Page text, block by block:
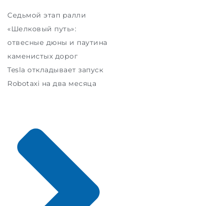
Седьмой этап ралли
«Шелковый путь»:
отвесные дюны и паутина
каменистых дорог
Tesla откладывает запуск
Robotaxi на два месяца